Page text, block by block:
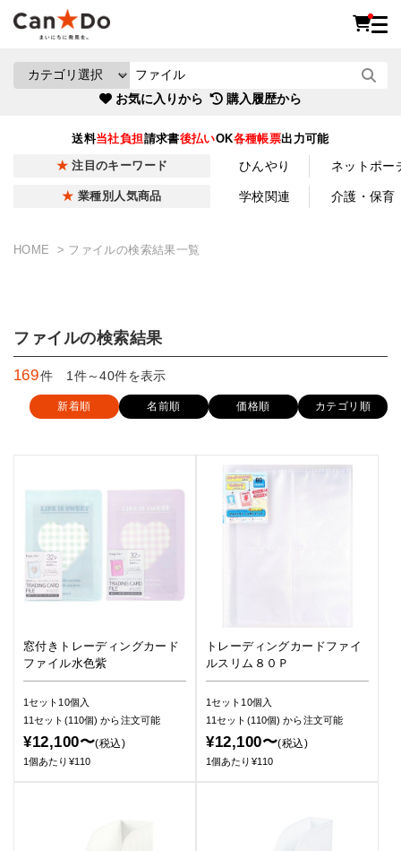
お気に入りから 購入履歴から
送料当社負担請求書後払いOK各種帳票出力可能
注目のキーワード ひんやり ネットポー
業種別人気商品 学校関連 介護・保育
HOME ファイルの検索結果一覧
ファイルの検索結果
169件 1件～40件を表示
新着順 名前順 価格順 カテゴリ順
窓付きトレーディングカード
ファイル水色紫
1セット10個入
11セット(110個)から注文可能
¥12,100〜(税込)
1個あたり¥110
トレーディングカードファイ
ルスリム８０Ｐ
1セット10個入
11セット(110個)から注文可能
¥12,100〜(税込)
1個あたり¥110